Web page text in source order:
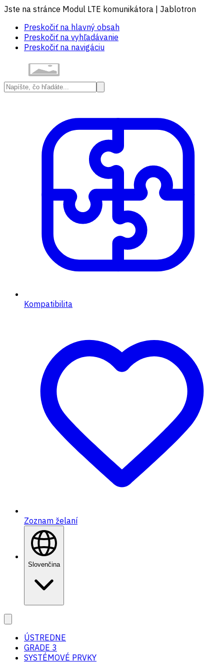
Jste na stránce Modul LTE komunikátora | Jablotron
Preskočiť na hlavný obsah
Preskočiť na vyhľadávanie
Preskočiť na navigáciu
Kompatibilita
Zoznam želaní
Slovenčina
ÚSTREDNE
GRADE 3
SYSTÉMOVÉ PRVKY